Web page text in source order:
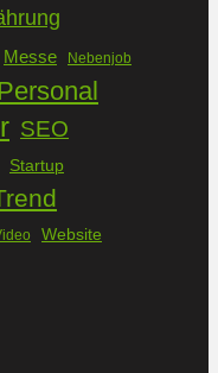
Messe Nebenjob
SEO
Startup
Website